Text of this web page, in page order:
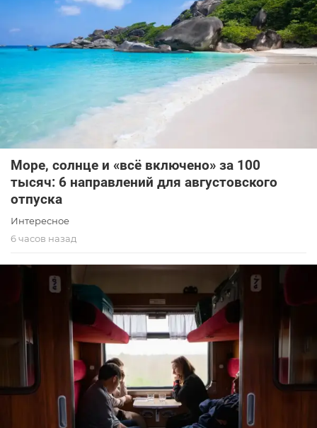
Море, солнце и «всё включено» за 100
тысяч: 6 направлений для августовского
отпуска
Интересное
6 часов назад